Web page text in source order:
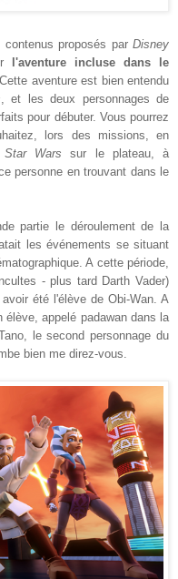
proposés par Disney
l'aventure incluse dans le
aventure est bien entendu
, et les deux personnages de
pour débuter. Vous pourrez
lors des missions, en
Star Wars sur le plateau, à
personne en trouvant dans le
partie le déroulement de la
les événements se situant
A cette période,
- plus tard Darth Vader)
été l'élève de Obi-Wan. A
élève, appelé padawan dans la
le second personnage du
bien me direz-vous.